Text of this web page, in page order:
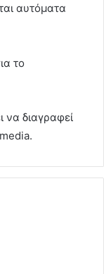
αυτόματα
το
να διαγραφεί